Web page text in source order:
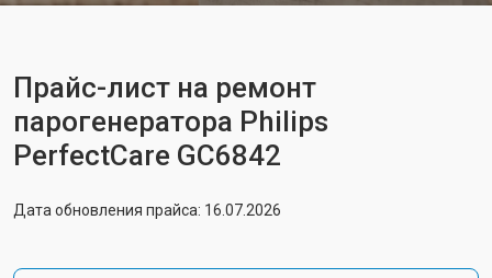
Прайс-лист на ремонт
парогенератора Philips
PerfectCare GC6842
Дата обновления прайса: 16.07.2026